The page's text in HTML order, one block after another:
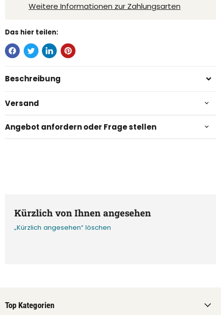
Weitere Informationen zur Zahlungsarten
Das hier teilen:
Beschreibung
Versand
Angebot anfordern oder Frage stellen
Kürzlich von Ihnen angesehen
„Kürzlich angesehen“ löschen
Top Kategorien